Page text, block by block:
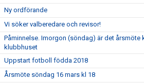
Ny ordförande
Vi söker valberedare och revisor!
Påminnelse. Imorgon (söndag) är det årsmöte
klubbhuset
Uppstart fotboll födda 2018
Årsmöte söndag 16 mars kl 18